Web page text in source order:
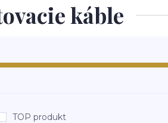
káble
TOP produkt